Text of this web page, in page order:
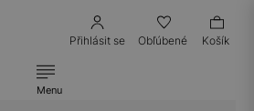
Přihlásit se Obľúbené Košík
Menu